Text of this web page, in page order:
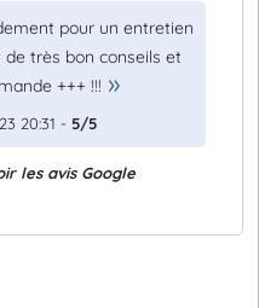
pour un entretien
de très bon conseils et
+++ !!!
20:31 - 5/5
les avis Google